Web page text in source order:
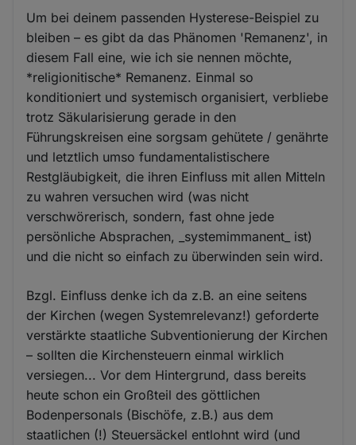
Um bei deinem passenden Hysterese-Beispiel zu
bleiben – es gibt da das Phänomen 'Remanenz', in
diesem Fall eine, wie ich sie nennen möchte,
*religionitische* Remanenz. Einmal so
konditioniert und systemisch organisiert, verbliebe
trotz Säkularisierung gerade in den
Führungskreisen eine sorgsam gehütete / genährte
und letztlich umso fundamentalistischere
Restgläubigkeit, die ihren Einfluss mit allen Mitteln
zu wahren versuchen wird (was nicht
verschwörerisch, sondern, fast ohne jede
persönliche Absprachen, _systemimmanent_ ist)
und die nicht so einfach zu überwinden sein wird.
Bzgl. Einfluss denke ich da z.B. an eine seitens
der Kirchen (wegen Systemrelevanz!) geforderte
verstärkte staatliche Subventionierung der Kirchen
– sollten die Kirchensteuern einmal wirklich
versiegen... Vor dem Hintergrund, dass bereits
heute schon ein Großteil des göttlichen
Bodenpersonals (Bischöfe, z.B.) aus dem
staatlichen (!) Steuersäckel entlohnt wird (und